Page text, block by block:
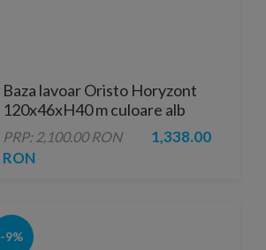
Baza lavoar Oristo Horyzont
120x46xH40 m culoare alb
semi-mat
PRP: 2,100.00 RON
1,338.00
RON
-9%